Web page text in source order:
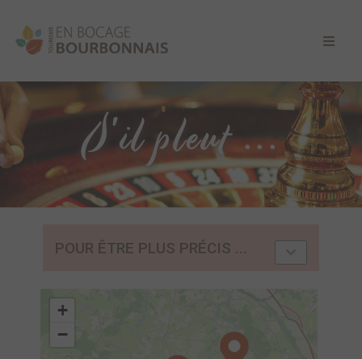
S'il pleut ...
POUR ÊTRE PLUS PRÉCIS ...
+
−